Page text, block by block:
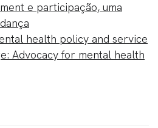
e participação, uma
health policy and service
Advocacy for mental health